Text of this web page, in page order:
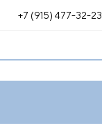
+7 (915) 477-32-23